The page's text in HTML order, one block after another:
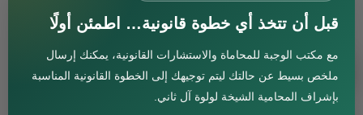
استشارة
قبل أن تتخذ أي خطوة قانونية… اطمئن أولًا
مع مكتب الوجبة للمحاماة والاستشارات القانونية، يمكنك إرسال
ملخص بسيط عن حالتك ليتم توجيهك إلى الخطوة القانونية المناسبة
بإشراف المحامية الشيخة لولوة آل ثاني.
محامي في المدينة المنورة
المحامي صنيتان السبيعي
افضل محامي في جدة
محامي جنائي في البحرين